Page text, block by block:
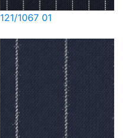
121/1067 01